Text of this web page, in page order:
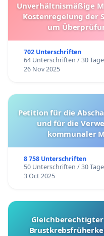
Unverhältnismäßige
Kostenregelung der
um
702 Unterschriften
64 Unterschriften / 30 Tage
26 Nov 2025
Petition für die Abschaffung der Tötungsstationen
und für die
kommunaler
8 758 Unterschriften
50 Unterschriften / 30 Tage
3 Oct 2025